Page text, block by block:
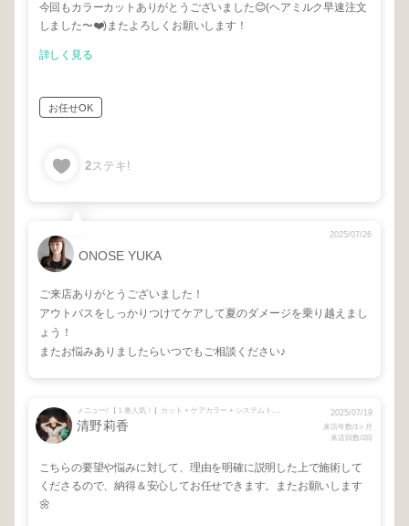
今回もカラーカットありがとうございました😊(ヘアミルク早速注文
しました〜❤️)またよろしくお願いします！
詳しく見る
お任せOK
2ステキ!
ONOSE YUKA
2025/07/26
ご来店ありがとうございました！
アウトバスをしっかりつけてケアして夏のダメージを乗り越えまし
ょう！
またお悩みありましたらいつでもご相談ください♪
メニュー/ 【１番人気！】カット + ケアカラー + システムトリートメント + 【定期的メンテナンスに♡】ケアカラー + システムトリートメント + メンテナンスカット
清野莉香
2025/07/19
来店年数/1ヶ月
来店回数/2回
こちらの要望や悩みに対して、理由を明確に説明した上で施術して
くださるので、納得＆安心してお任せできます。またお願いします
🌼